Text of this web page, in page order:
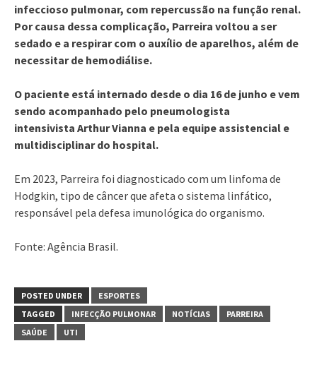
infeccioso pulmonar, com repercussão na função renal.
Por causa dessa complicação, Parreira voltou a ser
sedado e a respirar com o auxílio de aparelhos, além de
necessitar de hemodiálise.
O paciente está internado desde o dia 16 de junho e vem
sendo acompanhado pelo pneumologista
intensivista Arthur Vianna e pela equipe assistencial e
multidisciplinar do hospital.
Em 2023, Parreira foi diagnosticado com um linfoma de
Hodgkin, tipo de câncer que afeta o sistema linfático,
responsável pela defesa imunológica do organismo.
Fonte: Agência Brasil.
POSTED UNDER
ESPORTES
TAGGED
INFECÇÃO PULMONAR NOTÍCIAS
PARREIRA
SAÚDE
UTI